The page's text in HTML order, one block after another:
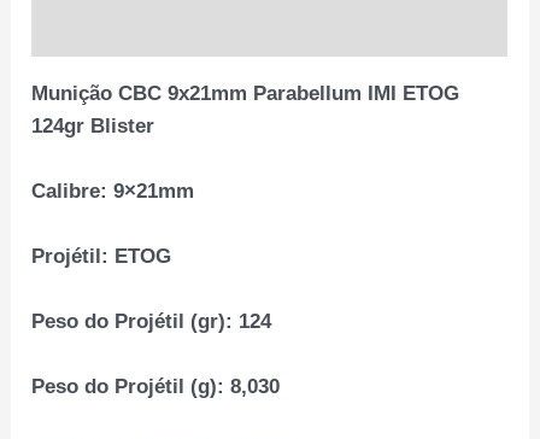
Munição CBC 9x21mm Parabellum IMI ETOG
124gr Blister
Calibre:9×21mm
Projétil: ETOG
Peso do Projétil (gr): 124
Peso do Projétil (g):8,030